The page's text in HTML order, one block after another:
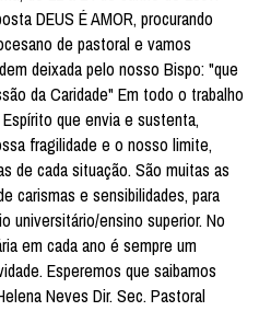
DEUS É AMOR, procurando
de pastoral e vamos
deixada pelo nosso Bispo: "que
da Caridade" Em todo o trabalho
que envia e sustenta,
fragilidade e o nosso limite,
de cada situação. São muitas as
carismas e sensibilidades, para
universitário/ensino superior. No
em cada ano é sempre um
Esperemos que saibamos
Neves Dir. Sec. Pastoral